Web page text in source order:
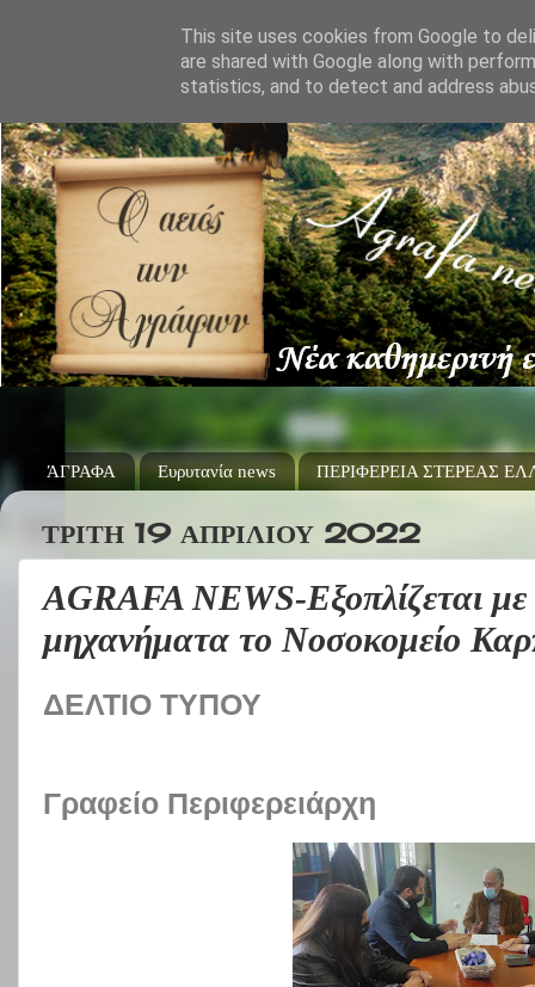
ΆΓΡΑΦΑ Ευρυτανία news ΠΕΡΙΦΕΡΕΙΑ ΣΤΕΡΕΑΣ
ΤΡΊΤΗ 19 ΑΠΡΙΛΊΟΥ 2022
AGRAFA NEWS-Εξοπλίζεται με
μηχανήματα το Νοσοκομείο
ΔΕΛΤΙΟ ΤΥΠΟΥ
Γραφείο Περιφερειάρχη
This site uses cookies from Google to
are shared with Google along with
statistics, and to detect and address